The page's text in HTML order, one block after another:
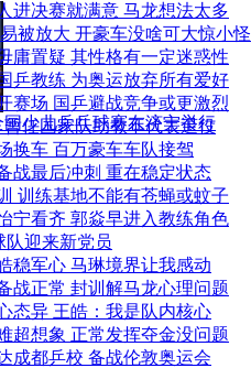
少儿乒乓球赛在济宁举行
进决赛就满意 马龙想法太多
被放大 开豪车没啥可大惊小怪
庸置疑 其性格有一定迷惑性
乒教练 为奥运放弃所有爱好
赛场 国乒避战竞争或更激烈
任国家队助教不代表退役
换车 百万豪车车队接驾
战最后冲刺 重在稳定状态
训练基地不能有苍蝇或蚊子
宁看齐 郭焱早进入教练角色
队迎来新党员
稳军心 马琳境界让我感动
战正常 封训解马龙心理问题
态异 王皓：我是队内核心
超想象 正常发挥夺金没问题
成都乒校 备战伦敦奥运会